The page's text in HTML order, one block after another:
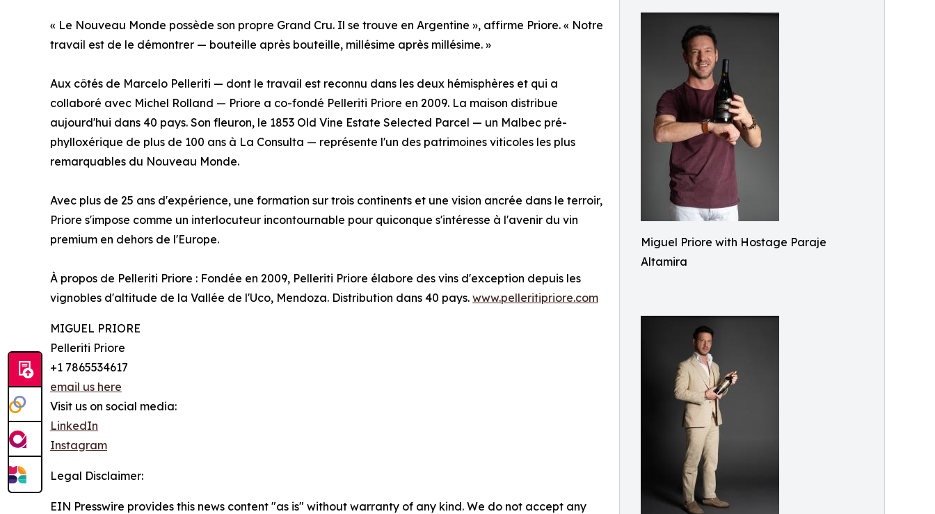
Miguel Priore with Hostage Paraje
Altamira
« Le Nouveau Monde possède son propre Grand Cru. Il se trouve en Argentine », affirme Priore. « Notre
travail est de le démontrer — bouteille après bouteille, millésime après millésime. »
Aux côtés de Marcelo Pelleriti — dont le travail est reconnu dans les deux hémisphères et qui a
collaboré avec Michel Rolland — Priore a co-fondé Pelleriti Priore en 2009. La maison distribue
aujourd'hui dans 40 pays. Son fleuron, le 1853 Old Vine Estate Selected Parcel — un Malbec pré-
phylloxérique de plus de 100 ans à La Consulta — représente l'un des patrimoines viticoles les plus
remarquables du Nouveau Monde.
Avec plus de 25 ans d'expérience, une formation sur trois continents et une vision ancrée dans le terroir,
Priore s'impose comme un interlocuteur incontournable pour quiconque s'intéresse à l'avenir du vin
premium en dehors de l'Europe.
À propos de Pelleriti Priore : Fondée en 2009, Pelleriti Priore élabore des vins d'exception depuis les
vignobles d'altitude de la Vallée de l'Uco, Mendoza. Distribution dans 40 pays. www.pelleritipriore.com
MIGUEL PRIORE
Pelleriti Priore
+1 7865534617
email us here
Visit us on social media:
LinkedIn
Instagram
Legal Disclaimer:
EIN Presswire provides this news content "as is" without warranty of any kind. We do not accept any